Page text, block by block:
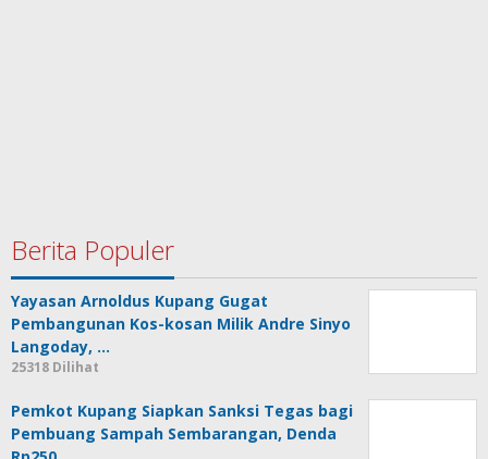
Berita Populer
Yayasan Arnoldus Kupang Gugat
Pembangunan Kos-kosan Milik Andre Sinyo
Langoday, …
25318 Dilihat
Pemkot Kupang Siapkan Sanksi Tegas bagi
Pembuang Sampah Sembarangan, Denda